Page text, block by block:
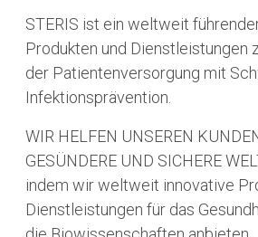
STERIS ist ein weltweit
Produkten und Dienstleistungen
der Patientenversorgung mit
Infektionsprävention.
WIR HELFEN UNSEREN
GESÜNDERE UND SICHERE
indem wir weltweit innovative
Dienstleistungen für das